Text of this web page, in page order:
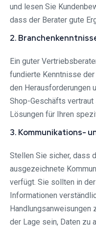
und lesen Sie
dass der Berater gute
2.
Ein guter
fundierte Kenntnisse
den Herausforderungen
Shop-Geschäfts
Lösungen für Ihren
3. Kommunikations-
Stellen Sie sicher, dass
ausgezeichnete
verfügt. Sie sollten in
Informationen
Handlungsanweisungen
der Lage sein, Daten zu